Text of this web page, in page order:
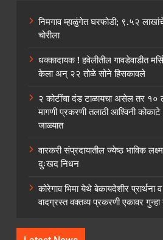
निमगाव म्हाळुंगेत घरफोडी; ९.५२
चोरीला
धक्कादायक ! हवेलीतील गावडेवाडीत
केला अन् २२ तोळे सोने हिसकावले
२ कोटींचा दंड टाळायचा असेल तर १०
मागणी प्रकरणी तलाठी आश्विनी कोकाटे
जाळ्यात
वारकरी संप्रदायातील ज्येष्ठ भाविक
दुःखद निधन
कोरेगाव भिमा येथे बेकायदेशीर प्रार्थना
वादग्रस्त वक्तव्य प्रकरणी एकावर